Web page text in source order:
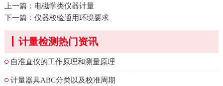
上一篇： 电磁学类仪器计量
下一篇： 仪器校验通用环境要求
计量检测热门资讯
自准直仪的工作原理和测量原理
计量器具ABC分类以及校准周期